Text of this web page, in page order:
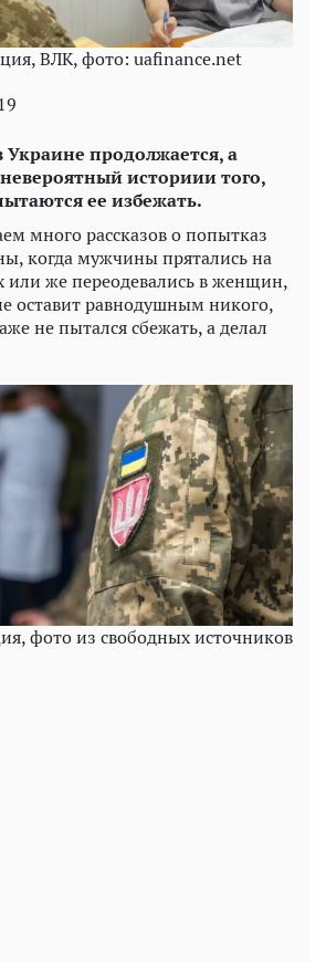
ВЛК, фото: uafinance.net
продолжается, а
историии того,
ее избежать.
много рассказов о попытказ
когда мужчины прятались на
или же переодевались в женщин,
оставит равнодушным никого,
не пытался сбежать, а делал
фото из свободных источников